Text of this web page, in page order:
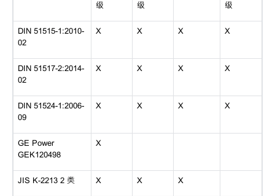
级
级
级
DIN 51515-1:2010-
02
X X X X
DIN 51517-2:2014-
02
X X X X
DIN 51524-1:2006-
09
X X X X
GE Power
GEK120498
X
JIS K-2213 2 类 X X X